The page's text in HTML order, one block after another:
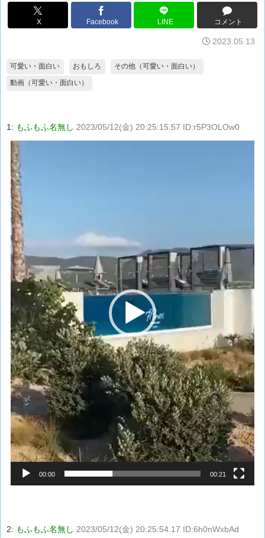
X Facebook LINE コメント
2023.05.13
可愛い・面白い おもしろ
その他（可愛い・面白い）
動画（可愛い・面白い）
1: もふもふ名無し 2023/05/12(金) 20:25:15.57 ID:r5P3OLOw0
動
画
プ
レ
ー
ヤ
ー
00:00 00:21
2: もふもふ名無し 2023/05/12(金) 20:25:54.17 ID:6h0nWxbAd